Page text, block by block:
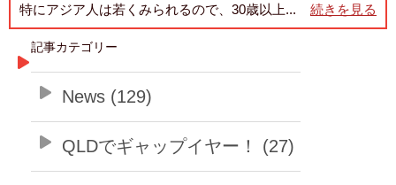
特にアジア人は若くみられるので、30歳以上...
続きを見る
記事カテゴリー
News (129)
QLDでギャップイヤー！ (27)